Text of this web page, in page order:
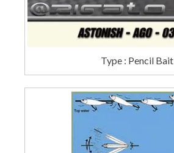
Type : Pencil Bait